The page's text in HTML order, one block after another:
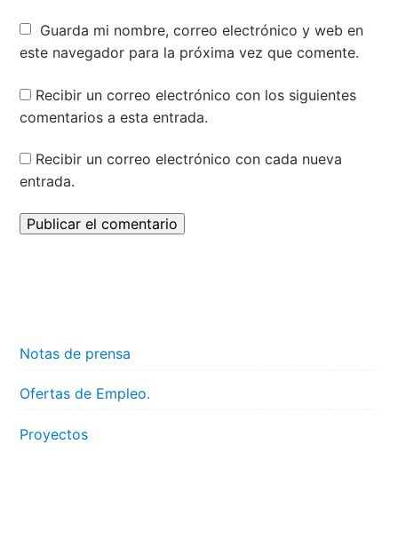
Guarda mi nombre, correo electrónico y web en
este navegador para la próxima vez que comente.
Recibir un correo electrónico con los siguientes
comentarios a esta entrada.
Recibir un correo electrónico con cada nueva
entrada.
Notas de prensa
Ofertas de Empleo.
Proyectos